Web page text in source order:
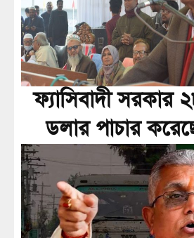
ফ্যাসিবাদী সরকার
ডলার পাচার